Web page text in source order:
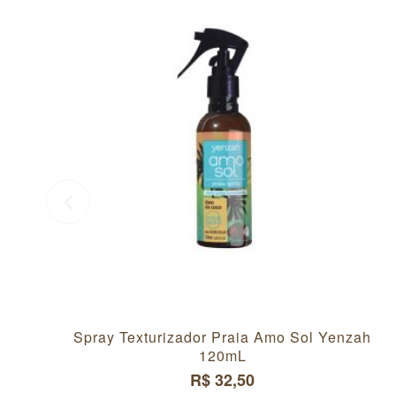
Spray Texturizador Praia Amo Sol Yenzah
120mL
R$ 32,50